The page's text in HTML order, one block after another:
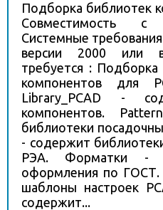
Подборка библиотек
Совместимость с
Системные
версии 2000 или
требуется :
компонентов для
Library_PCAD -
компонентов.
библиотеки
- содержит
РЭА. Форматки -
оформления по
шаблоны настроек
содержит...